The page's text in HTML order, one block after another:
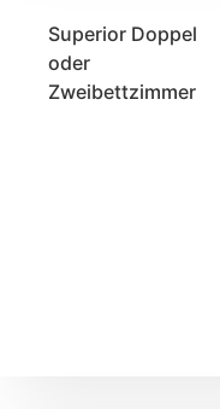
Superior Doppel
oder
Zweibettzimmer